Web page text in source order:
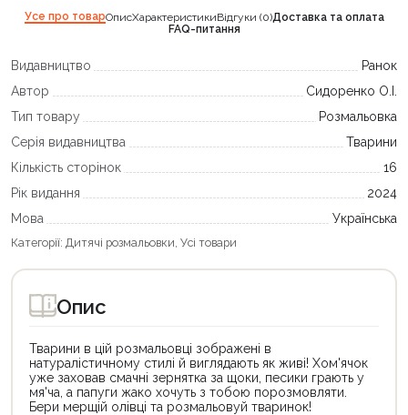
Усе про товарОписХарактеристикиВідгуки (0)Доставка та оплата
FAQ-питання
Видавництво
Ранок
Автор
Сидоренко О.І.
Тип товару
Розмальовка
Серія видавництва
Тварини
Кількість сторінок
16
Рік видання
2024
Мова
Українська
Категорії: Дитячі розмальовки Усі товари
Опис
Тварини в цій розмальовці зображені в
натуралістичному стилі й виглядають як живі! Хом'ячок
уже заховав смачні зернятка за щоки, песики грають у
мя'ча, а папуги жако хочуть з тобою порозмовляти.
Бери мерщій олівці та розмальовуй тваринок!